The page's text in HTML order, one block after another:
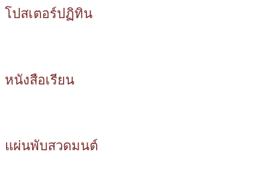
โปสเตอร์ปฏิทิน
หนังสือเรียน
แผ่นพับสวดมนต์